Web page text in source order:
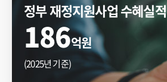
정부 재정지원사업 수혜실적
186억원
(2025년 기준)